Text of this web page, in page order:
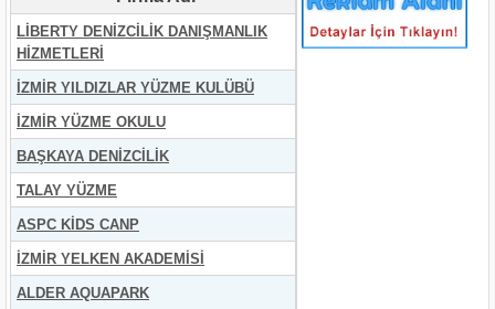
LİBERTY DENİZCİLİK DANIŞMANLIK
HİZMETLERİ
İZMİR YILDIZLAR YÜZME KULÜBÜ
İZMİR YÜZME OKULU
BAŞKAYA DENİZCİLİK
TALAY YÜZME
ASPC KİDS CANP
İZMİR YELKEN AKADEMİSİ
ALDER AQUAPARK